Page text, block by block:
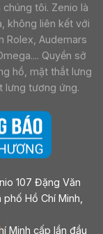
tôi. Zenio là
không liên kết với
Rolex, Audemars
Quyền sở
hồ, mặt thắt lưng
lưng tương ứng.
107 Đặng Văn
Hồ Chí Minh,
Minh cấp lần đầu